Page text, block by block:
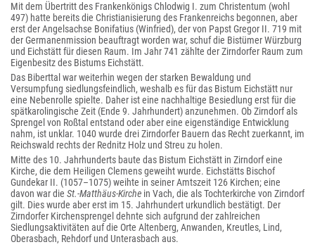
Mit dem Übertritt des Frankenkönigs Chlodwig I. zum Christentum (wohl
497) hatte bereits die Christianisierung des Frankenreichs begonnen, aber
erst der Angelsachse Bonifatius (Winfried), der von Papst Gregor II. 719 mit
der Germanenmission beauftragt worden war, schuf die Bistümer Würzburg
und Eichstätt für diesen Raum. Im Jahr 741 zählte der Zirndorfer Raum zum
Eigenbesitz des Bistums Eichstätt.
Das Biberttal war weiterhin wegen der starken Bewaldung und
Versumpfung siedlungsfeindlich, weshalb es für das Bistum Eichstätt nur
eine Nebenrolle spielte. Daher ist eine nachhaltige Besiedlung erst für die
spätkarolingische Zeit (Ende 9. Jahrhundert) anzunehmen. Ob Zirndorf als
Sprengel von Roßtal entstand oder aber eine eigenständige Entwicklung
nahm, ist unklar. 1040 wurde drei Zirndorfer Bauern das Recht zuerkannt, im
Reichswald rechts der Rednitz Holz und Streu zu holen.
Mitte des 10. Jahrhunderts baute das Bistum Eichstätt in Zirndorf eine
Kirche, die dem Heiligen Clemens geweiht wurde. Eichstätts Bischof
Gundekar II. (1057–1075) weihte in seiner Amtszeit 126 Kirchen; eine
davon war die St.-Matthäus-Kirche in Vach, die als Tochterkirche von Zirndorf
gilt. Dies wurde aber erst im 15. Jahrhundert urkundlich bestätigt. Der
Zirndorfer Kirchensprengel dehnte sich aufgrund der zahlreichen
Siedlungsaktivitäten auf die Orte Altenberg, Anwanden, Kreutles, Lind,
Oberasbach, Rehdorf und Unterasbach aus.